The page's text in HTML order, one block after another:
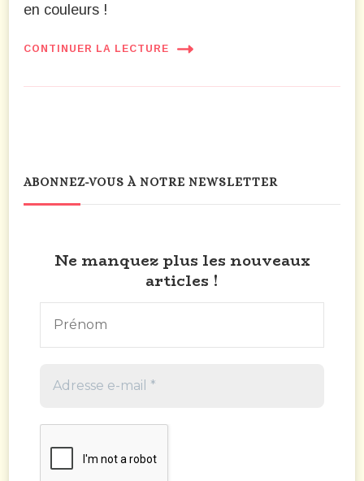
en couleurs !
CONTINUER LA LECTURE
ABONNEZ-VOUS À NOTRE NEWSLETTER
Ne manquez plus les nouveaux
articles !